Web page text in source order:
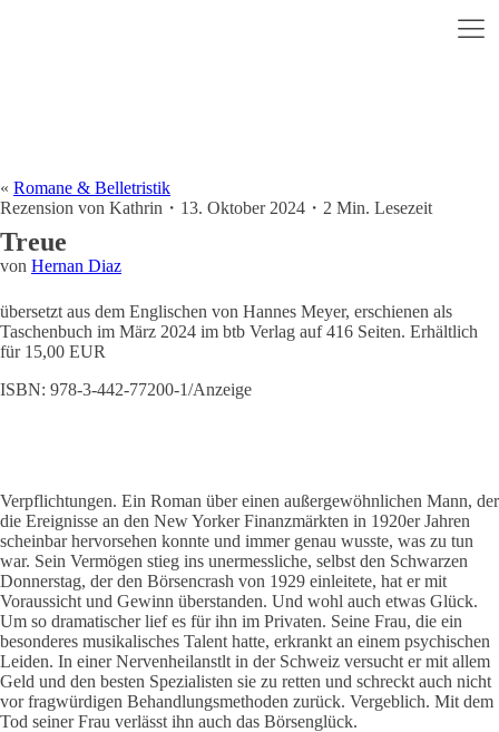
« Romane & Belletristik
Rezension von Kathrin ・ 13. Oktober 2024 ・ 2 Min. Lesezeit
Treue
von Hernan Diaz
übersetzt aus dem Englischen von Hannes Meyer, erschienen als
Taschenbuch im März 2024 im btb Verlag auf 416 Seiten. Erhältlich
für 15,00 EUR
ISBN: 978-3-442-77200-1/Anzeige
Verpflichtungen. Ein Roman über einen außergewöhnlichen Mann, der
die Ereignisse an den New Yorker Finanzmärkten in 1920er Jahren
scheinbar hervorsehen konnte und immer genau wusste, was zu tun
war. Sein Vermögen stieg ins unermessliche, selbst den Schwarzen
Donnerstag, der den Börsencrash von 1929 einleitete, hat er mit
Voraussicht und Gewinn überstanden. Und wohl auch etwas Glück.
Um so dramatischer lief es für ihn im Privaten. Seine Frau, die ein
besonderes musikalisches Talent hatte, erkrankt an einem psychischen
Leiden. In einer Nervenheilanstlt in der Schweiz versucht er mit allem
Geld und den besten Spezialisten sie zu retten und schreckt auch nicht
vor fragwürdigen Behandlungsmethoden zurück. Vergeblich. Mit dem
Tod seiner Frau verlässt ihn auch das Börsenglück.